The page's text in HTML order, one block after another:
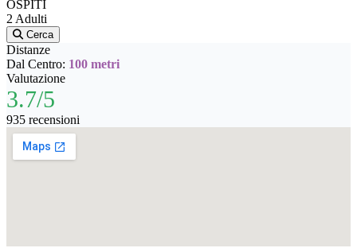
OSPITI
2 Adulti
Cerca
Distanze
Dal Centro: 100 metri
Valutazione
3.7/5
935 recensioni